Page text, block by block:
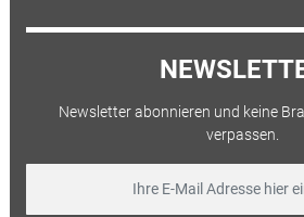
Newsletter abonnieren und keine
verpassen.